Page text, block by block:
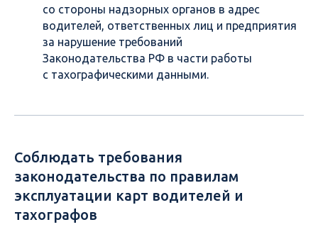
со стороны надзорных органов в адрес
водителей, ответственных лиц и предприятия
за нарушение требований
Законодательства РФ в части работы
с тахографическими данными.
Соблюдать требования
законодательства по правилам
эксплуатации карт водителей и
тахографов